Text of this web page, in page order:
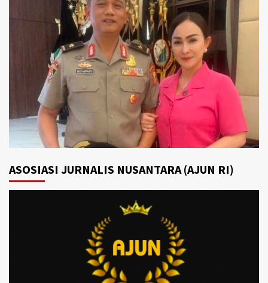
ASOSIASI JURNALIS NUSANTARA (AJUN RI)